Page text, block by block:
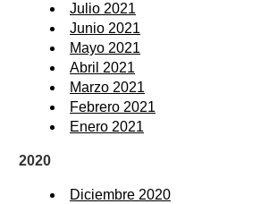
Julio 2021
Junio 2021
Mayo 2021
Abril 2021
Marzo 2021
Febrero 2021
Enero 2021
2020
Diciembre 2020